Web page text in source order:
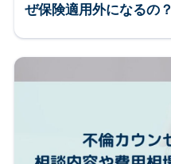
ぜ保険適用外になるの？